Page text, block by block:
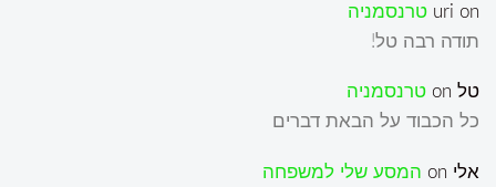
uri on
טרנסמניה
תודה רבה טל!
טל on טרנסמניה
כל הכבוד על הבאת דברים
אלי on המסע שלי למשפחה